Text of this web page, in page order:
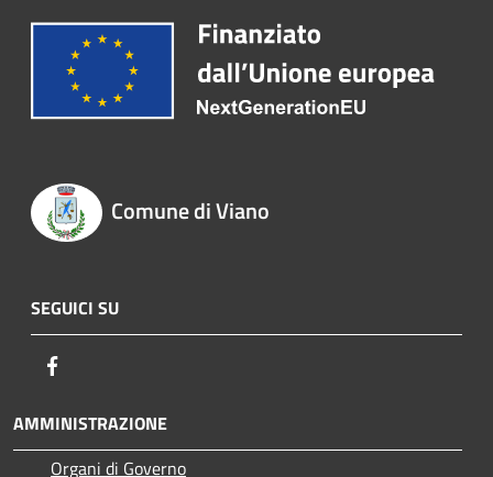
Comune di Viano
SEGUICI SU
AMMINISTRAZIONE
Organi di Governo